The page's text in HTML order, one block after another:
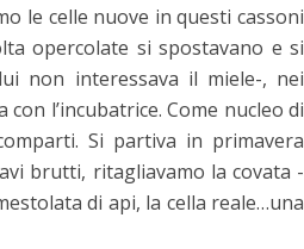
le celle nuove in questi cassoni
opercolate si spostavano e si
non interessava il miele-, nei
l’incubatrice. Come nucleo di
Si partiva in primavera
brutti, ritagliavamo la covata -
di api, la cella reale…una